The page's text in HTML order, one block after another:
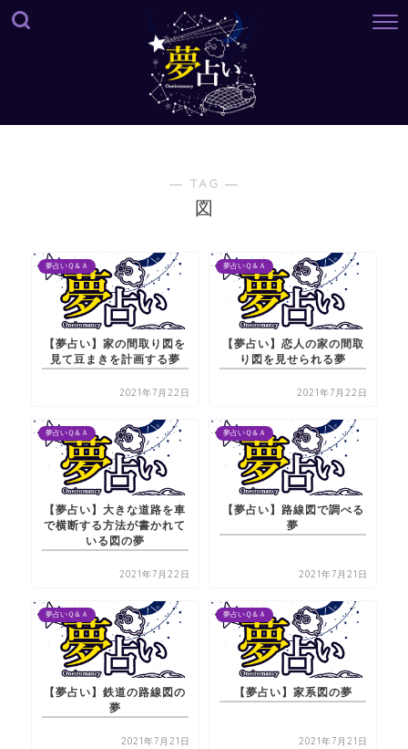
― TAG ―
図
夢占いＱ＆Ａ
【夢占い】家の間取り図を
見て豆まきを計画する夢
2021年7月22日
夢占いＱ＆Ａ
【夢占い】恋人の家の間取
り図を見せられる夢
2021年7月22日
夢占いＱ＆Ａ
【夢占い】大きな道路を車
で横断する方法が書かれて
いる図の夢
2021年7月22日
夢占いＱ＆Ａ
【夢占い】路線図で調べる
夢
2021年7月21日
夢占いＱ＆Ａ
【夢占い】鉄道の路線図の
夢
2021年7月21日
夢占いＱ＆Ａ
【夢占い】家系図の夢
2021年7月21日